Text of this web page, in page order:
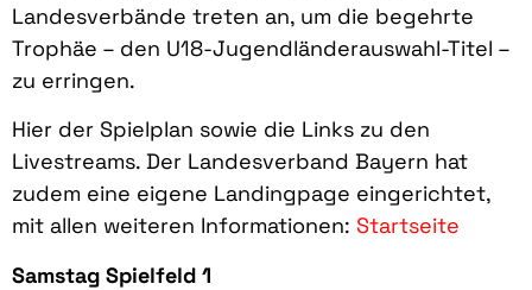
Landesverbände treten an, um die begehrte
Trophäe – den U18-Jugendländerauswahl-Titel –
zu erringen.
Hier der Spielplan sowie die Links zu den
Livestreams. Der Landesverband Bayern hat
zudem eine eigene Landingpage eingerichtet,
mit allen weiteren Informationen: Startseite
Samstag Spielfeld 1